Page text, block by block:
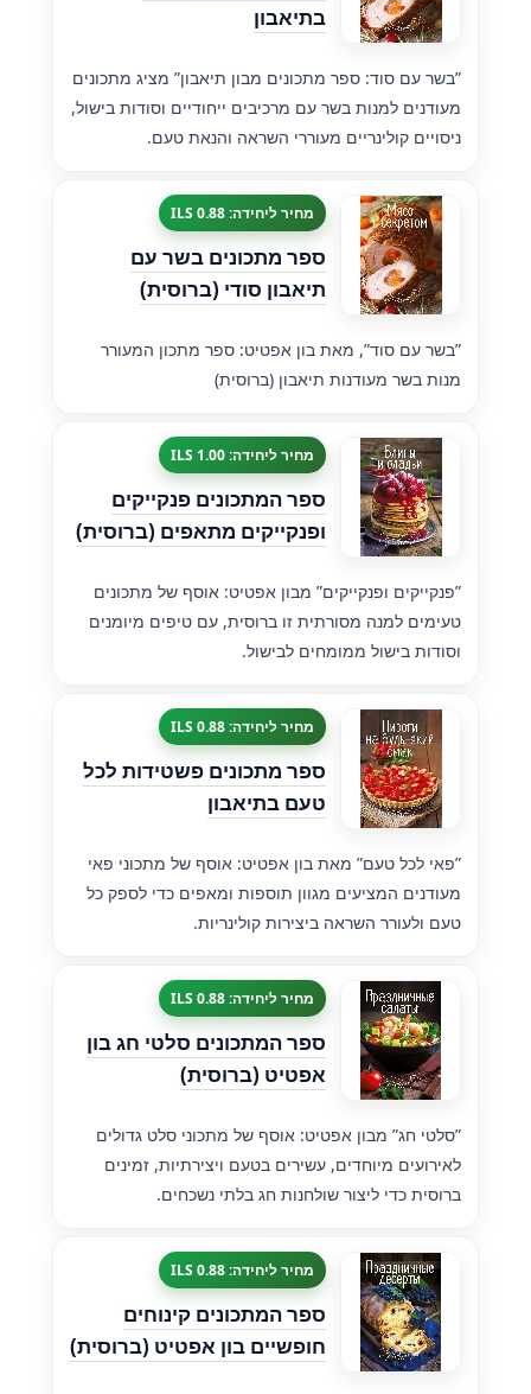
בתיאבון
”בשר עם סוד: ספר מתכונים מבון תיאבון” מציג מתכונים
מעודנים למנות בשר עם מרכיבים ייחודיים וסודות בישול,
ניסויים קולינריים מעוררי השראה והנאת טעם.
מחיר ליחידה: 0.88 ILS
ספר מתכונים בשר עם
תיאבון סודי (ברוסית)
”בשר עם סוד”, מאת בון אפטיט: ספר מתכון המעורר
מנות בשר מעודנות תיאבון (ברוסית)
מחיר ליחידה: 1.00 ILS
ספר המתכונים פנקייקים
ופנקייקים מתאפים (ברוסית)
”פנקייקים ופנקייקים” מבון אפטיט: אוסף של מתכונים
טעימים למנה מסורתית זו ברוסית, עם טיפים מיומנים
וסודות בישול ממומחים לבישול.
מחיר ליחידה: 0.88 ILS
ספר מתכונים פשטידות לכל
טעם בתיאבון
”פאי לכל טעם” מאת בון אפטיט: אוסף של מתכוני פאי
מעודנים המציעים מגוון תוספות ומאפים כדי לספק כל
טעם ולעורר השראה ביצירות קולינריות.
מחיר ליחידה: 0.88 ILS
ספר המתכונים סלטי חג בון
אפטיט (ברוסית)
”סלטי חג” מבון אפטיט: אוסף של מתכוני סלט גדולים
לאירועים מיוחדים, עשירים בטעם ויצירתיות, זמינים
ברוסית כדי ליצור שולחנות חג בלתי נשכחים.
מחיר ליחידה: 0.88 ILS
ספר המתכונים קינוחים
חופשיים בון אפטיט (ברוסית)